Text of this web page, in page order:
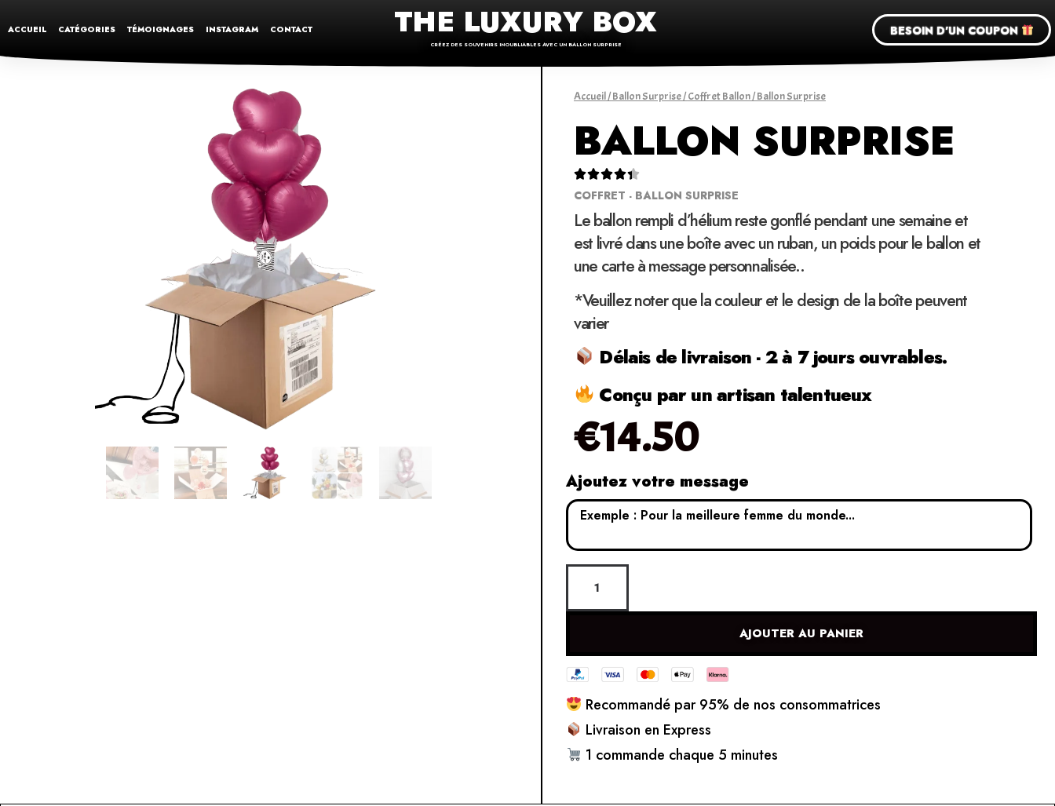
ACCUEIL CATÉGORIES TÉMOIGNAGES INSTAGRAM CONTACT THE LUXURY BOX
CRÉEZ DES SOUVENIRS INOUBLIABLES AVEC UN BALLON SURPRISE
BESOIN D'UN COUPON
Accueil/Ballon Surprise/Coffret Ballon/ Ballon Surprise
BALLON SURPRISE

COFFRET - BALLON SURPRISE
Le ballon rempli d’hélium reste gonflé pendant une semaine et
est livré dans une boîte avec un ruban, un poids pour le ballon et
une carte à message personnalisée..
*Veuillez noter que la couleur et le design de la boîte peuvent
varier
Délais de livraison - 2 à 7 jours ouvrables.
Conçu par un artisan talentueux
€14.50
Ajoutez votre message
AJOUTER AU PANIER
Recommandé par 95% de nos consommatrices
Livraison en Express
1 commande chaque 5 minutes